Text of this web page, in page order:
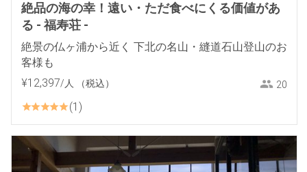
絶品の海の幸！遠い・ただ食べにくる価値があ
る - 福寿荘 -
絶景の仏ヶ浦から近く 下北の名山・縫道石山登山のお
客様も
¥12,397/人 （税込） 20
1